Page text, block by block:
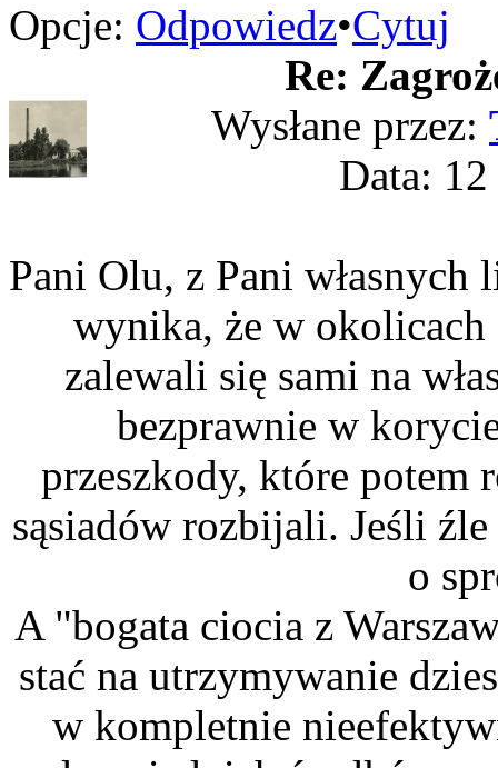
Opcje: Odpowiedz•Cytuj
Re:
Wysłane przez:
Data:
Pani Olu, z Pani
wynika, że w
zalewali się sami na
bezprawnie w
przeszkody, które potem
sąsiadów rozbijali. Jeśli źle
o
A "bogata ciocia z
stać na utrzymywanie
w kompletnie